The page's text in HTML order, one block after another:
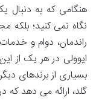
هنگامی که به دنبال
نگاه نمی کنید؛ بلکه
راندمان، دوام و
ایوولی در هر یک از
بسیاری از برندهای
گلد، ارائه می دهد که